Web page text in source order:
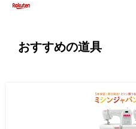
おすすめの道具